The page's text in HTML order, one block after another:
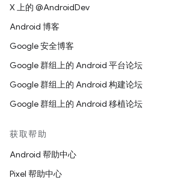
X 上的 @AndroidDev
Android 博客
Google 安全博客
Google 群组上的 Android 平台论坛
Google 群组上的 Android 构建论坛
Google 群组上的 Android 移植论坛
获取帮助
Android 帮助中心
Pixel 帮助中心